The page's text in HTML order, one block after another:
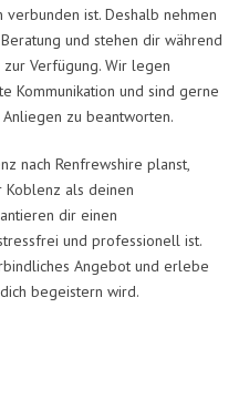
ist. Deshalb nehmen
und stehen dir während
Verfügung. Wir legen
Kommunikation und sind gerne
zu beantworten.
nach Renfrewshire planst,
Koblenz als deinen
dir einen
und professionell ist.
Angebot und erlebe
begeistern wird.